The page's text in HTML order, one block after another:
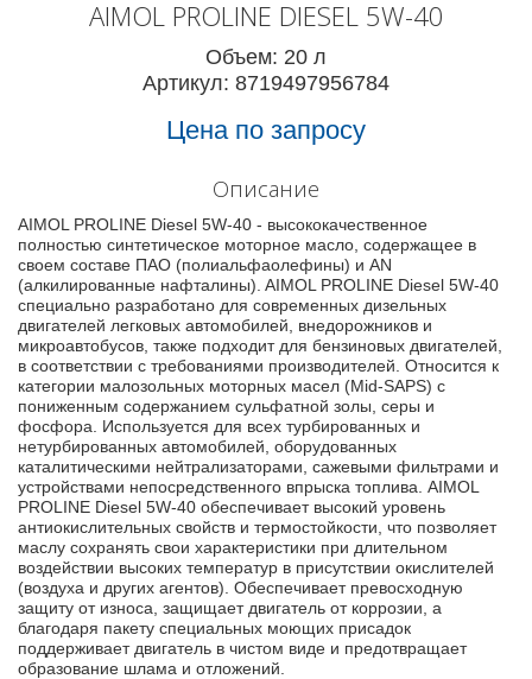
AIMOL PROLINE DIESEL 5W-40
Объем: 20 л
Артикул: 8719497956784
Цена по запросу
Описание
AIMOL PROLINE Diesel 5W-40 - высококачественное
полностью синтетическое моторное масло, содержащее в
своем составе ПАО (полиальфаолефины) и AN
(алкилированные нафталины). AIMOL PROLINE Diesel 5W-40
специально разработано для современных дизельных
двигателей легковых автомобилей, внедорожников и
микроавтобусов, также подходит для бензиновых двигателей,
в соответствии с требованиями производителей. Относится к
категории малозольных моторных масел (Mid-SAPS) с
пониженным содержанием сульфатной золы, серы и
фосфора. Используется для всех турбированных и
нетурбированных автомобилей, оборудованных
каталитическими нейтрализаторами, сажевыми фильтрами и
устройствами непосредственного впрыска топлива. AIMOL
PROLINE Diesel 5W-40 обеспечивает высокий уровень
антиокислительных свойств и термостойкости, что позволяет
маслу сохранять свои характеристики при длительном
воздействии высоких температур в присутствии окислителей
(воздуха и других агентов). Обеспечивает превосходную
защиту от износа, защищает двигатель от коррозии, а
благодаря пакету специальных моющих присадок
поддерживает двигатель в чистом виде и предотвращает
образование шлама и отложений.